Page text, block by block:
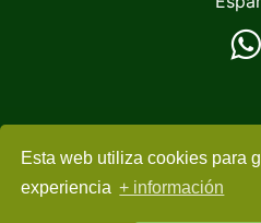
Esta web utiliza cookies para
experiencia + información
© 2005-2026